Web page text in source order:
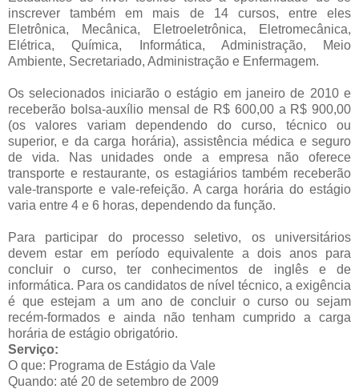
inscrever também em mais de 14 cursos, entre eles
Eletrônica, Mecânica, Eletroeletrônica, Eletromecânica,
Elétrica, Química, Informática, Administração, Meio
Ambiente, Secretariado, Administração e Enfermagem.
Os selecionados iniciarão o estágio em janeiro de 2010 e
receberão bolsa-auxílio mensal de R$ 600,00 a R$ 900,00
(os valores variam dependendo do curso, técnico ou
superior, e da carga horária), assistência médica e seguro
de vida. Nas unidades onde a empresa não oferece
transporte e restaurante, os estagiários também receberão
vale-transporte e vale-refeição. A carga horária do estágio
varia entre 4 e 6 horas, dependendo da função.
Para participar do processo seletivo, os universitários
devem estar em período equivalente a dois anos para
concluir o curso, ter conhecimentos de inglês e de
informática. Para os candidatos de nível técnico, a exigência
é que estejam a um ano de concluir o curso ou sejam
recém-formados e ainda não tenham cumprido a carga
horária de estágio obrigatório.
Serviço:
O que: Programa de Estágio da Vale
Quando: até 20 de setembro de 2009